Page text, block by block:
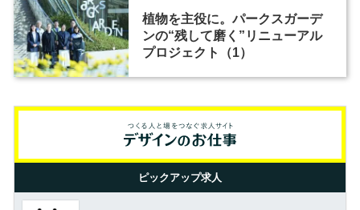
植物を主役に。パークスガーデ
ンの“残して磨く”リニューアル
プロジェクト（1）
ピックアップ求人